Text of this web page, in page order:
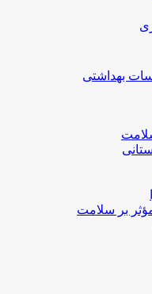
بهداشتی
بر سلامت